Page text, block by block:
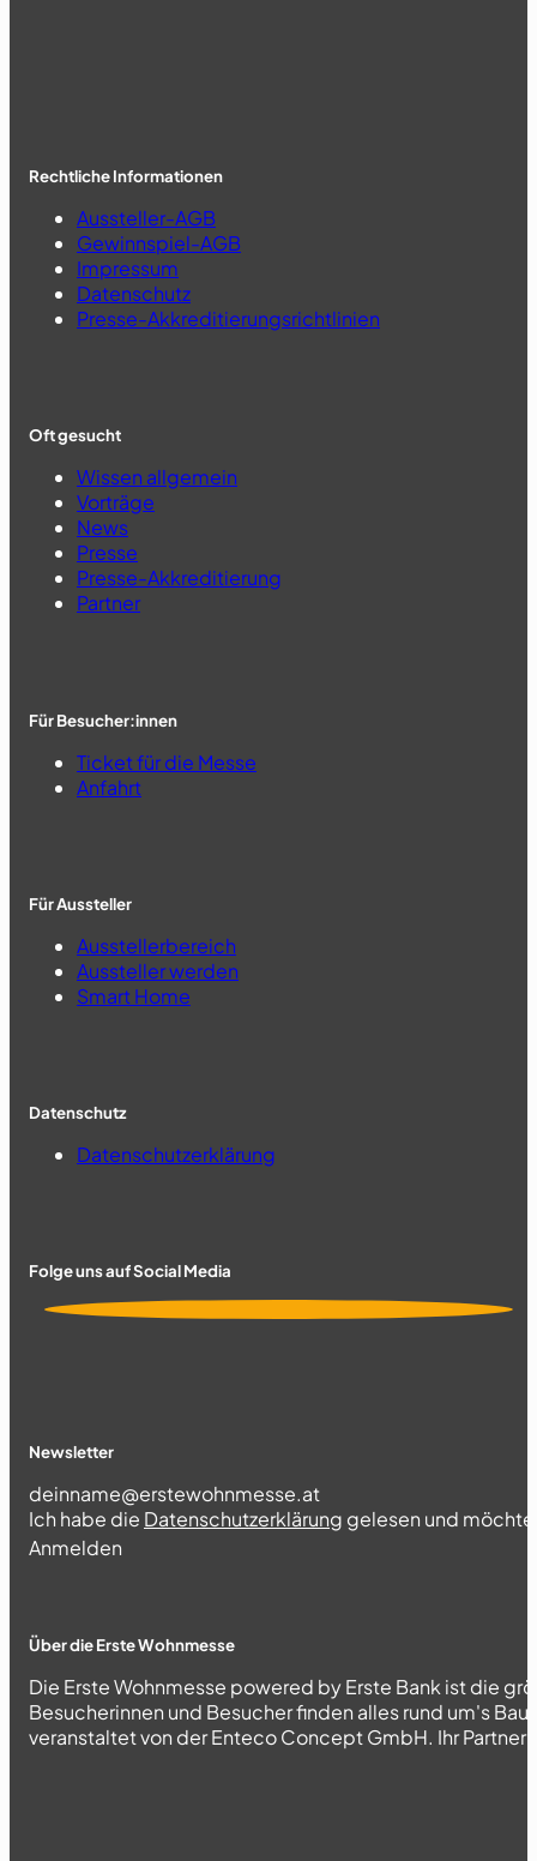
Rechtliche Informationen
Aussteller-AGB
Gewinnspiel-AGB
Impressum
Datenschutz
Presse-Akkreditierungsrichtlinien
Oft gesucht
Wissen allgemein
Vorträge
News
Presse
Presse-Akkreditierung
Partner
Für Besucher:innen
Ticket für die Messe
Anfahrt
Für Aussteller
Ausstellerbereich
Aussteller werden
Smart Home
Datenschutz
Datenschutzerklärung
Folge uns auf Social Media
Newsletter
Section
Ich habe die Datenschutzerklärung gelesen und
Abschnitt
Anmelden
Über die Erste Wohnmesse
Die Erste Wohnmesse powered by Erste Bank ist die
Besucherinnen und Besucher finden alles rund um's
veranstaltet von der Enteco Concept GmbH. Ihr Partner